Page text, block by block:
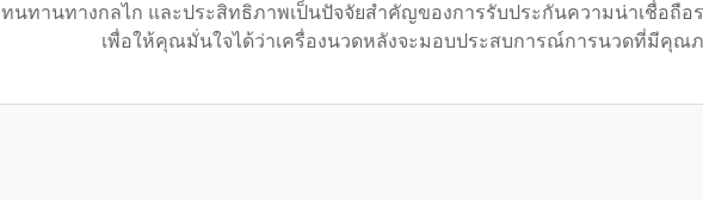
นทานทางกลไก และประสิทธิภาพเป็นปัจจัยสำคัญของการรับประกันความน่าเชื่อถือ
เพื่อให้คุณมั่นใจได้ว่าเครื่องนวดหลังจะมอบประสบการณ์การนวดที่มีคุณ